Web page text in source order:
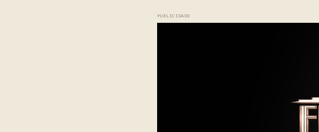
PUBLICIDADE